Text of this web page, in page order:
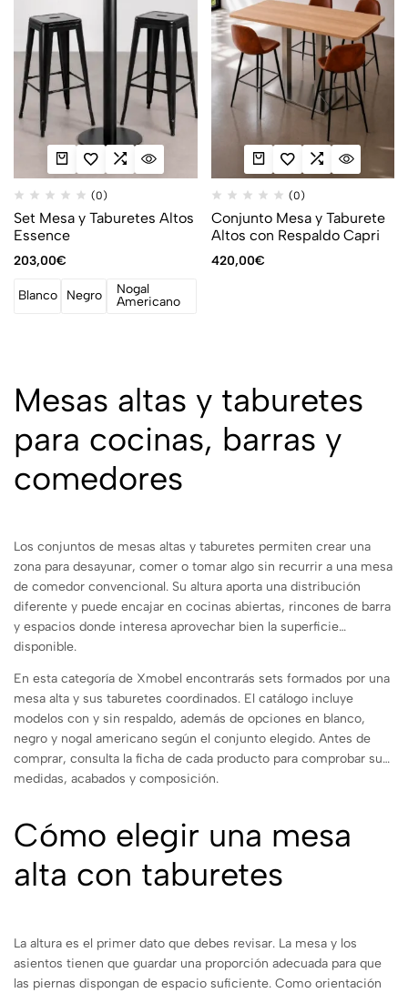
(0)
Set Mesa y Taburetes Altos
Essence
203,00€
Blanco Negro
Nogal
Americano
(0)
Conjunto Mesa y Taburete
Altos con Respaldo Capri
420,00€
Mesas altas y taburetes
para cocinas, barras y
comedores
Los conjuntos de mesas altas y taburetes permiten crear una
zona para desayunar, comer o tomar algo sin recurrir a una mesa
de comedor convencional. Su altura aporta una distribución
diferente y puede encajar en cocinas abiertas, rincones de barra
y espacios donde interesa aprovechar bien la superficie
disponible.
En esta categoría de Xmobel encontrarás sets formados por una
mesa alta y sus taburetes coordinados. El catálogo incluye
modelos con y sin respaldo, además de opciones en blanco,
negro y nogal americano según el conjunto elegido. Antes de
comprar, consulta la ficha de cada producto para comprobar sus
medidas, acabados y composición.
Cómo elegir una mesa
alta con taburetes
La altura es el primer dato que debes revisar. La mesa y los
asientos tienen que guardar una proporción adecuada para que
las piernas dispongan de espacio suficiente. Como orientación